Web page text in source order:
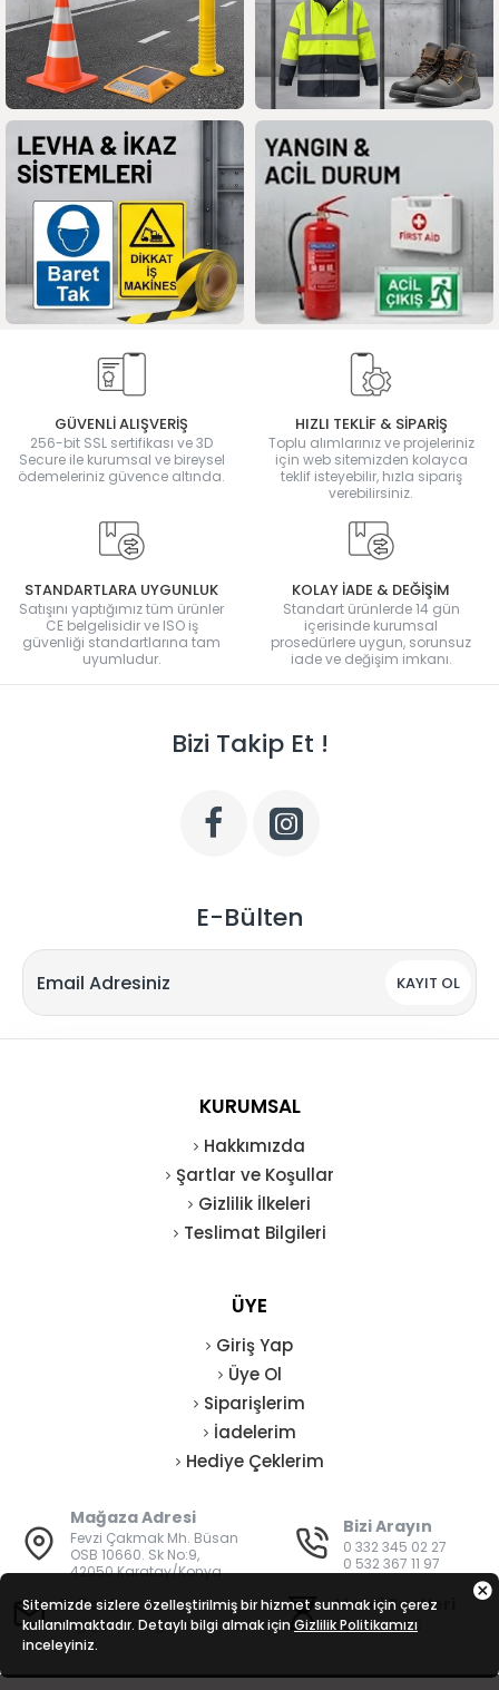
GÜVENLİ ALIŞVERİŞ
256-bit SSL sertifikası ve 3D
Secure ile kurumsal ve bireysel
ödemeleriniz güvence altında.
HIZLI TEKLİF & SİPARİŞ
Toplu alımlarınız ve projeleriniz
için web sitemizden kolayca
teklif isteyebilir, hızla sipariş
verebilirsiniz.
STANDARTLARA UYGUNLUK
Satışını yaptığımız tüm ürünler
CE belgelisidir ve ISO iş
güvenliği standartlarına tam
uyumludur.
KOLAY İADE & DEĞİŞİM
Standart ürünlerde 14 gün
içerisinde kurumsal
prosedürlere uygun, sorunsuz
iade ve değişim imkanı.
Bizi Takip Et !
E-Bülten
KAYIT OL
KURUMSAL
Hakkımızda
Şartlar ve Koşullar
Gizlilik İlkeleri
Teslimat Bilgileri
ÜYE
Giriş Yap
Üye Ol
Siparişlerim
İadelerim
Hediye Çeklerim
Mağaza Adresi
Fevzi Çakmak Mh. Büsan
OSB 10660. Sk No:9,
42050 Karatay/Konya
Bizi Arayın
0 332 345 02 27
0 532 367 11 97
E-Posta
bilgi@vatanisguvenligi.com
Mesai Saatleri
08:00 - 19:00
Sitemizde sizlere özelleştirilmiş bir hizmet sunmak için çerez
kullanılmaktadır. Detaylı bilgi almak için Gizlilik Politikamızı
inceleyiniz.